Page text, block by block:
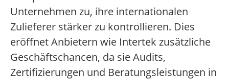
Unternehmen zu, ihre internationalen
Zulieferer stärker zu kontrollieren. Dies
eröffnet Anbietern wie Intertek zusätzliche
Geschäftschancen, da sie Audits,
Zertifizierungen und Beratungsleistungen in